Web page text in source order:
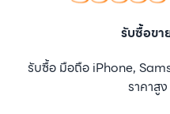
รับซื้อข
รับซื้อ มือถือ iPhone,
ราคาสู